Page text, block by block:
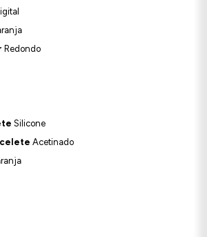
Redondo
Silicone
Acetinado